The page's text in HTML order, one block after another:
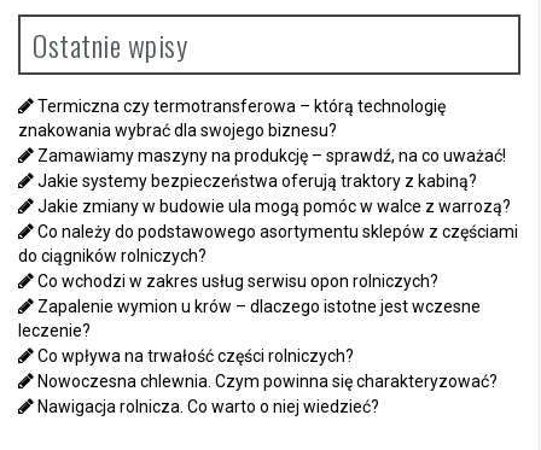
Ostatnie wpisy
Termiczna czy termotransferowa – którą technologię
znakowania wybrać dla swojego biznesu?
Zamawiamy maszyny na produkcję – sprawdź, na co uważać!
Jakie systemy bezpieczeństwa oferują traktory z kabiną?
Jakie zmiany w budowie ula mogą pomóc w walce z warrozą?
Co należy do podstawowego asortymentu sklepów z częściami
do ciągników rolniczych?
Co wchodzi w zakres usług serwisu opon rolniczych?
Zapalenie wymion u krów – dlaczego istotne jest wczesne
leczenie?
Co wpływa na trwałość części rolniczych?
Nowoczesna chlewnia. Czym powinna się charakteryzować?
Nawigacja rolnicza. Co warto o niej wiedzieć?